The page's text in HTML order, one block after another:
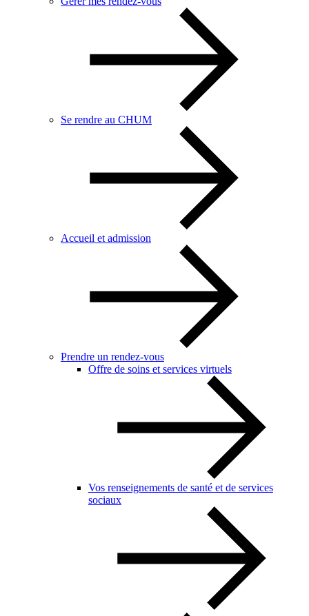
Se rendre au CHUM
Accueil et admission
Prendre un rendez-vous
Offre de soins et services virtuels
Vos renseignements de santé et de services
sociaux